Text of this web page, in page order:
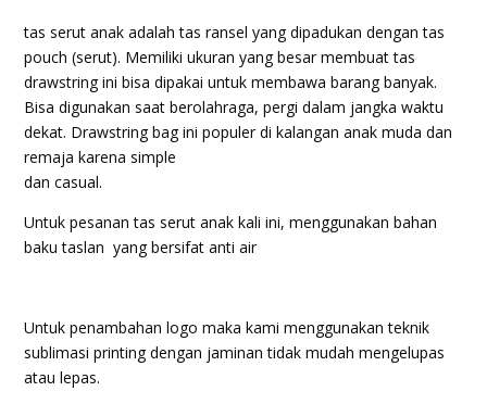
tas serut anak adalah tas ransel yang dipadukan dengan tas
pouch (serut). Memiliki ukuran yang besar membuat tas
drawstring ini bisa dipakai untuk membawa barang banyak.
Bisa digunakan saat berolahraga, pergi dalam jangka waktu
dekat. Drawstring bag ini populer di kalangan anak muda dan
remaja karena simple
dan casual.
Untuk pesanan tas serut anak kali ini, menggunakan bahan
baku taslan yang bersifat anti air
Untuk penambahan logo maka kami menggunakan teknik
sublimasi printing dengan jaminan tidak mudah mengelupas
atau lepas.